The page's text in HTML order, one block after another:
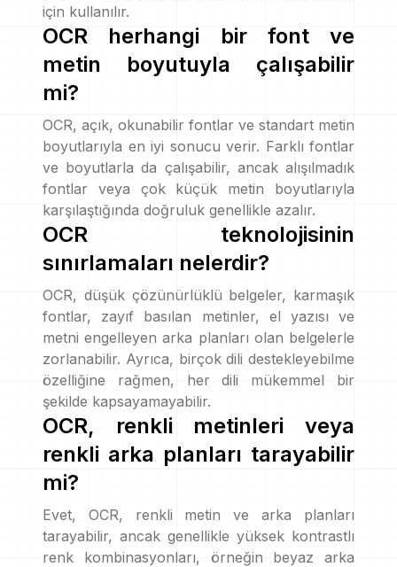
için kullanılır.
OCR herhangi bir font ve
metin boyutuyla çalışabilir
mi?
OCR, açık, okunabilir fontlar ve standart metin
boyutlarıyla en iyi sonucu verir. Farklı fontlar
ve boyutlarla da çalışabilir, ancak alışılmadık
fontlar veya çok küçük metin boyutlarıyla
karşılaştığında doğruluk genellikle azalır.
OCR teknolojisinin
sınırlamaları nelerdir?
OCR, düşük çözünürlüklü belgeler, karmaşık
fontlar, zayıf basılan metinler, el yazısı ve
metni engelleyen arka planları olan belgelerle
zorlanabilir. Ayrıca, birçok dili destekleyebilme
özelliğine rağmen, her dili mükemmel bir
şekilde kapsayamayabilir.
OCR, renkli metinleri veya
renkli arka planları tarayabilir
mi?
Evet, OCR, renkli metin ve arka planları
tarayabilir, ancak genellikle yüksek kontrastlı
renk kombinasyonları, örneğin beyaz arka